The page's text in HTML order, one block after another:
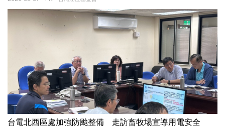
台電北西區處加強防颱整備 走訪畜牧場宣導用電安全